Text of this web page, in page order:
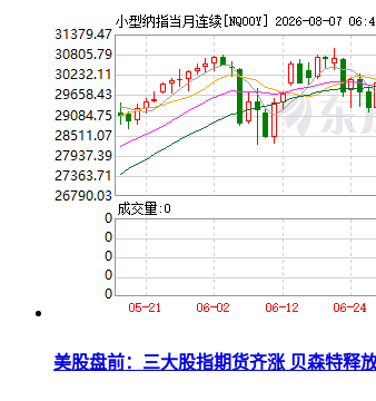
美股盘前：三大股指期货齐涨 贝森特释